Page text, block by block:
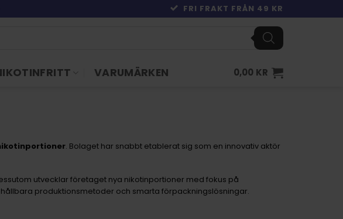
FRI FRAKT FRÅN 49 KR
VARUMÄRKEN 0,00 KR
. Bolaget har snabbt etablerat sig som en innovativ aktör
utvecklar företaget nya nikotinportioner med fokus på
produktionsmetoder och smarta förpackningslösningar.